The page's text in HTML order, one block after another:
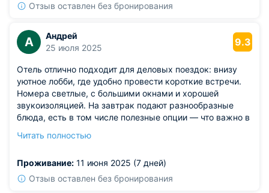
Отзыв оставлен без бронирования
А
Андрей
25 июля 2025
9.3
Отель отлично подходит для деловых поездок: внизу
уютное лобби, где удобно провести короткие встречи.
Номера светлые, с большими окнами и хорошей
звукоизоляцией. На завтрак подают разнообразные
блюда, есть в том числе полезные опции — что важно в
мелочам. В локации отеля всё под рукой — магазины,
после рабочего дня — атмосфера расслабляет. Чистота
в номере безукоризненная.
Читать полностью
Проживание: 11 июня 2025 (7 дней)
Отзыв оставлен без бронирования